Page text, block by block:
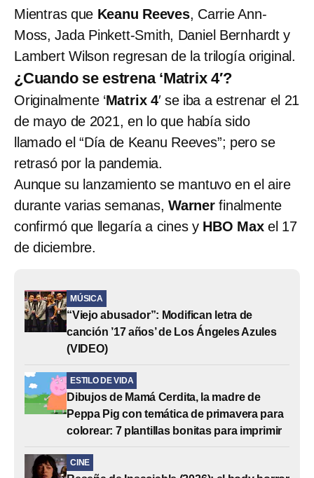
Mientras que Keanu Reeves, Carrie Ann-
Moss, Jada Pinkett-Smith, Daniel Bernhardt y
Lambert Wilson regresan de la trilogía original.
¿Cuando se estrena ‘Matrix 4′?
Originalmente ‘Matrix 4′ se iba a estrenar el 21
de mayo de 2021, en lo que había sido
llamado el “Día de Keanu Reeves”; pero se
retrasó por la pandemia.
Aunque su lanzamiento se mantuvo en el aire
durante varias semanas,Warnerfinalmente
confirmó que llegaría a cines y HBO Maxel 17
de diciembre.
MÚSICA
“Viejo abusador”: Modifican letra de
canción ’17 años’ de Los Ángeles Azules
(VIDEO)
ESTILO DE VIDA
Dibujos de Mamá Cerdita, la madre de
Peppa Pig con temática de primavera para
colorear: 7 plantillas bonitas para imprimir
CINE